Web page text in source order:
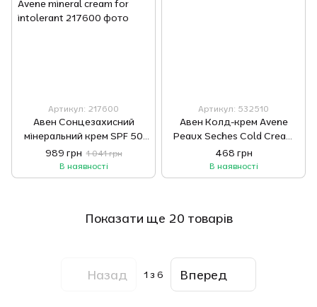
Артикул: 217600
Авен Сонцезахисний
мінеральний крем SPF 50
для гіперчутливої шкіри
Avene mineral cream for
intolerant
989 грн 1 041 грн
В наявності
Артикул: 532510
Авен Колд-крем Avene
Peaux Seches Cold Cream
40 мл
468 грн
В наявності
Показати ще 20 товарів
Назад 1 з 6 Вперед